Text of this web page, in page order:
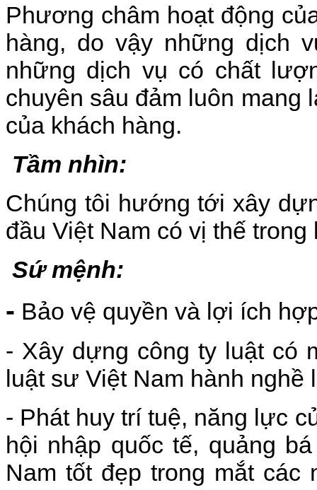
Phương châm hoạt động
hàng, do vậy những dịch
những dịch vụ có chất
chuyên sâu đảm luôn mang
của khách hàng.
Tầm nhìn:
Chúng tôi hướng tới xây
đầu Việt Nam có vị thế
Sứ mệnh:
- Bảo vệ quyền và lợi ích
- Xây dựng công ty luật có
luật sư Việt Nam hành nghề
- Phát huy trí tuệ, năng lực
hội nhập quốc tế, quảng
Nam tốt đẹp trong mắt